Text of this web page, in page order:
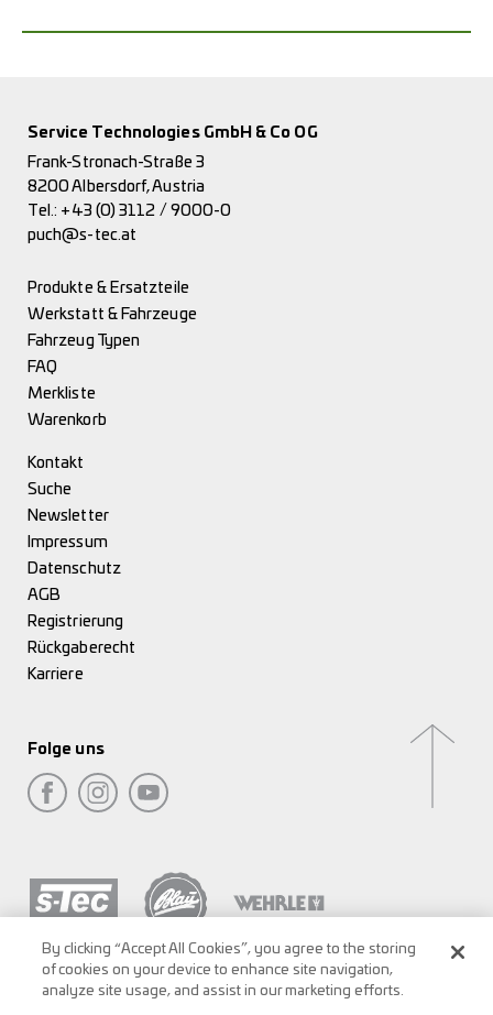
Service Technologies GmbH & Co OG
Frank-Stronach-Straße 3
8200 Albersdorf, Austria
Tel.: +43 (0) 3112 / 9000-0
puch@s-tec.at
Produkte & Ersatzteile
Werkstatt & Fahrzeuge
Fahrzeug Typen
FAQ
Merkliste
Warenkorb
Kontakt
Suche
Newsletter
Impressum
Datenschutz
AGB
Registrierung
Rückgaberecht
Karriere
Folge uns
By clicking “Accept All Cookies”, you agree to the storing
of cookies on your device to enhance site navigation,
analyze site usage, and assist in our marketing efforts.